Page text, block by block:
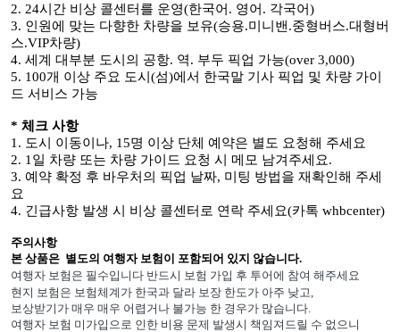
2. 24시간 비상 콜센터를 운영(한국어. 영어. 각국어)
3. 인원에 맞는 다향한 차량을 보유(승용.미니밴.중형버스.대형버
스.VIP차량)
4. 세계 대부분 도시의 공항. 역. 부두 픽업 가능(over 3,000)
5. 100개 이상 주요 도시(섬)에서 한국말 기사 픽업 및 차량 가이
드 서비스 가능
* 체크 사항
1. 도시 이동이나, 15명 이상 단체 예약은 별도 요청해 주세요
2. 1일 차량 또는 차량 가이드 요청 시 메모 남겨주세요.
3. 예약 확정 후 바우처의 픽업 날짜, 미팅 방법을 재확인해 주세
요
4. 긴급사항 발생 시 비상 콜센터로 연락 주세요(카톡 whbcenter)
주의사항
본 상품은 별도의 여행자 보험이 포함되어 있지 않습니다.
여행자 보험은 필수입니다 반드시 보험 가입 후 투어에 참여 해주세요
현지 보험은 보험체계가 한국과 달라 보장 한도가 아주 낮고,
보상받기가 매우 매우 어렵거나 불가능 한 경우가 많습니다.
여행자 보험 미가입으로 인한 비용 문제 발생시 책임져드릴 수 없으니